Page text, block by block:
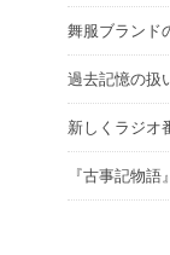
舞服ブランド
過去記憶の扱
新しくラジオ
『古事記物